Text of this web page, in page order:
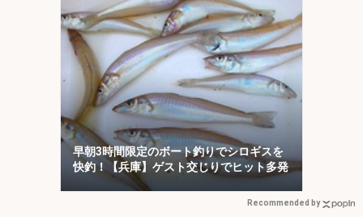
早朝3時間限定のボート釣りでシロギスを
快釣！【兵庫】ゲスト交じりでヒット多発
Recommended by